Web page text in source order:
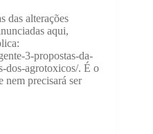
das alterações
aqui,
3-propostas-da-
dos-agrotoxicos/. É o
nem precisará ser